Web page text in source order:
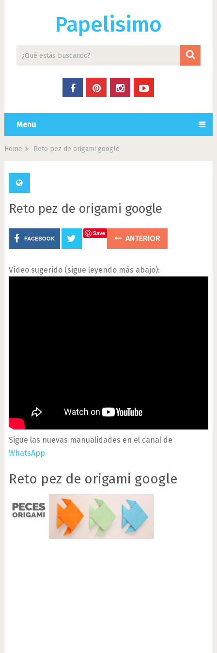
Papelisimo
Menu
Home Reto pez de origami google
Reto pez de origami google
FACEBOOK
Save
ANTERIOR
Vídeo sugerido (sigue leyendo más abajo):
Sigue las nuevas manualidades en el canal de
WhatsApp
Reto pez de origami google